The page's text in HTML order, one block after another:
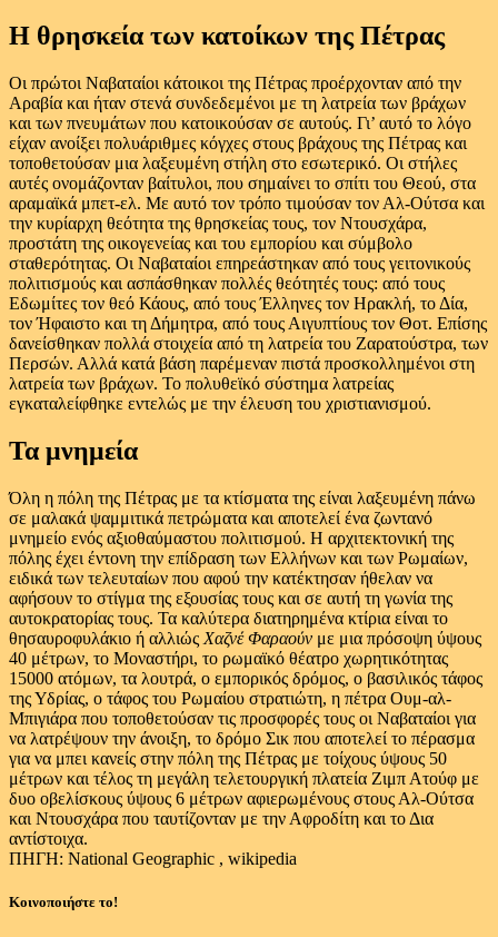
Η θρησκεία των κατοίκων της Πέτρας
Οι πρώτοι Ναβαταίοι κάτοικοι της Πέτρας προέρχονταν από την
Αραβία και ήταν στενά συνδεδεμένοι με τη λατρεία των βράχων
και των πνευμάτων που κατοικούσαν σε αυτούς. Γι’ αυτό το λόγο
είχαν ανοίξει πολυάριθμες κόγχες στους βράχους της Πέτρας και
τοποθετούσαν μια λαξευμένη στήλη στο εσωτερικό. Οι στήλες
αυτές ονομάζονταν βαίτυλοι, που σημαίνει το σπίτι του Θεού, στα
αραμαϊκά μπετ-ελ. Με αυτό τον τρόπο τιμούσαν τον Αλ-Ούτσα και
την κυρίαρχη θεότητα της θρησκείας τους, τον Ντουσχάρα,
προστάτη της οικογενείας και του εμπορίου και σύμβολο
σταθερότητας. Οι Ναβαταίοι επηρεάστηκαν από τους γειτονικούς
πολιτισμούς και ασπάσθηκαν πολλές θεότητές τους: από τους
Εδωμίτες τον θεό Κάους, από τους Έλληνες τον Ηρακλή, το Δία,
τον Ήφαιστο και τη Δήμητρα, από τους Αιγυπτίους τον Θοτ. Επίσης
δανείσθηκαν πολλά στοιχεία από τη λατρεία του Ζαρατούστρα, των
Περσών. Αλλά κατά βάση παρέμεναν πιστά προσκολλημένοι στη
λατρεία των βράχων. Το πολυθεϊκό σύστημα λατρείας
εγκαταλείφθηκε εντελώς με την έλευση του χριστιανισμού.
Τα μνημεία
Όλη η πόλη της Πέτρας με τα κτίσματα της είναι λαξευμένη πάνω
σε μαλακά ψαμμιτικά πετρώματα και αποτελεί ένα ζωντανό
μνημείο ενός αξιοθαύμαστου πολιτισμού. Η αρχιτεκτονική της
πόλης έχει έντονη την επίδραση των Ελλήνων και των Ρωμαίων,
ειδικά των τελευταίων που αφού την κατέκτησαν ήθελαν να
αφήσουν το στίγμα της εξουσίας τους και σε αυτή τη γωνία της
αυτοκρατορίας τους. Τα καλύτερα διατηρημένα κτίρια είναι το
θησαυροφυλάκιο ή αλλιώς Χαζνέ Φαραούν με μια πρόσοψη ύψους
40 μέτρων, το Μοναστήρι, το ρωμαϊκό θέατρο χωρητικότητας
15000 ατόμων, τα λουτρά, ο εμπορικός δρόμος, ο βασιλικός τάφος
της Υδρίας, ο τάφος του Ρωμαίου στρατιώτη, η πέτρα Ουμ-αλ-
Μπιγιάρα που τοποθετούσαν τις προσφορές τους οι Ναβαταίοι για
να λατρέψουν την άνοιξη, το δρόμο Σικ που αποτελεί το πέρασμα
για να μπει κανείς στην πόλη της Πέτρας με τοίχους ύψους 50
μέτρων και τέλος τη μεγάλη τελετουργική πλατεία Ζιμπ Ατούφ με
δυο οβελίσκους ύψους 6 μέτρων αφιερωμένους στους Αλ-Ούτσα
και Ντουσχάρα που ταυτίζονταν με την Αφροδίτη και το Δια
αντίστοιχα.
ΠΗΓΗ: National Geographic , wikipedia
Κοινοποιήστε το!